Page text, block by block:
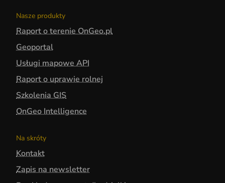
Nasze produkty
Raport o terenie OnGeo.pl
Geoportal
Usługi mapowe API
Raport o uprawie rolnej
Szkolenia GIS
OnGeo Intelligence
Na skróty
Kontakt
Zapis na newsletter